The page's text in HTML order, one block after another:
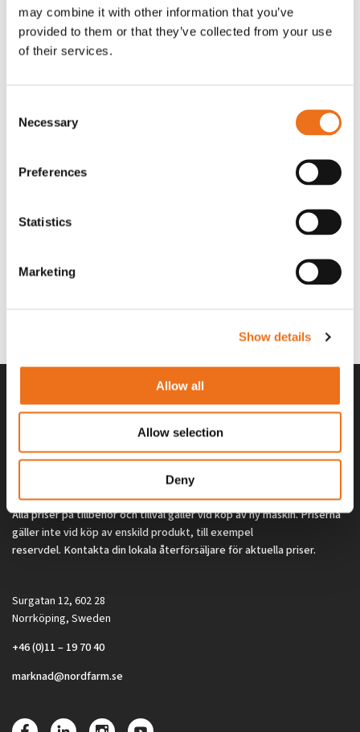
may combine it with other information that you’ve
provided to them or that they’ve collected from your use
of their services.
Selection
Necessary
Preferences
Statistics
Marketing
Show details
Allow all
Allow selection
Deny
90kr (ex. moms) 90 kr (ex. moms)
Lägg till i varukorg
stämpellogotyp Avant
T-shirt svart 2xl med avant-
(ex. moms)
Alla priser på tillbehör och tillval gäller vid köp av ny maskin. Priserna
gäller inte vid köp av enskild produkt, till exempel
reservdel. Kontakta din lokala återförsäljare för aktuella priser.
Surgatan 12, 602 28
Norrköping, Sweden
+46 (0)11 – 19 70 40
marknad@nordfarm.se